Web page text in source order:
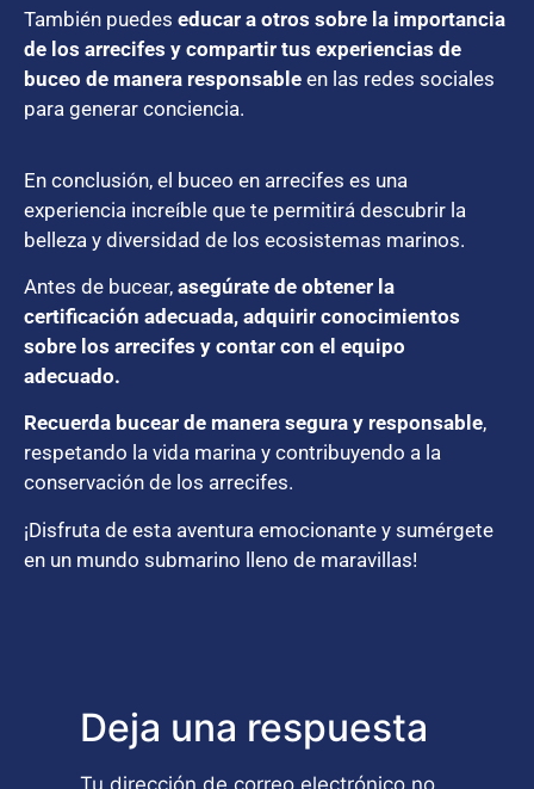
También puedes educar a otros sobre la importancia
de los arrecifes y compartir tus experiencias de
buceo de manera responsable en las redes sociales
para generar conciencia.
En conclusión, el buceo en arrecifes es una
experiencia increíble que te permitirá descubrir la
belleza y diversidad de los ecosistemas marinos.
Antes de bucear, asegúrate de obtener la
certificación adecuada, adquirir conocimientos
sobre los arrecifes y contar con el equipo
adecuado.
Recuerda bucear de manera segura y responsable,
respetando la vida marina y contribuyendo a la
conservación de los arrecifes.
¡Disfruta de esta aventura emocionante y sumérgete
en un mundo submarino lleno de maravillas!
Deja una respuesta